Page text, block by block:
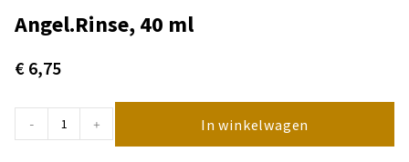
Angel.Rinse, 40 ml
€ 6,75
- + In winkelwagen